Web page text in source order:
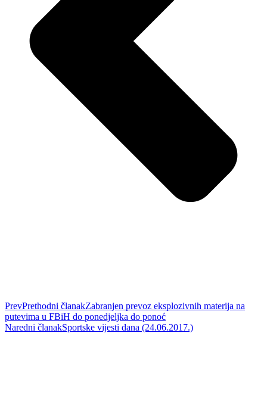
PrevPrethodni članakZabranjen prevoz eksplozivnih materija na
putevima u FBiH do ponedjeljka do ponoć
Naredni članakSportske vijesti dana (24.06.2017.)